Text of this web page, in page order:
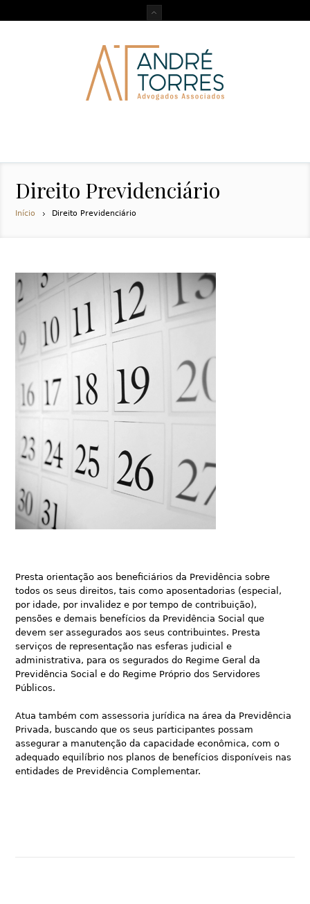
Direito Previdenciário
Início Direito Previdenciário
Presta orientação aos beneficiários da Previdência sobre
todos os seus direitos, tais como aposentadorias (especial,
por idade, por invalidez e por tempo de contribuição),
pensões e demais benefícios da Previdência Social que
devem ser assegurados aos seus contribuintes. Presta
serviços de representação nas esferas judicial e
administrativa, para os segurados do Regime Geral da
Previdência Social e do Regime Próprio dos Servidores
Públicos.
Atua também com assessoria jurídica na área da Previdência
Privada, buscando que os seus participantes possam
assegurar a manutenção da capacidade econômica, com o
adequado equilíbrio nos planos de benefícios disponíveis nas
entidades de Previdência Complementar.